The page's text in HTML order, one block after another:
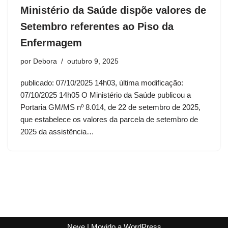
Ministério da Saúde dispõe valores de
Setembro referentes ao Piso da
Enfermagem
por Debora outubro 9, 2025
publicado: 07/10/2025 14h03, última modificação:
07/10/2025 14h05 O Ministério da Saúde publicou a
Portaria GM/MS nº 8.014, de 22 de setembro de 2025,
que estabelece os valores da parcela de setembro de
2025 da assistência…